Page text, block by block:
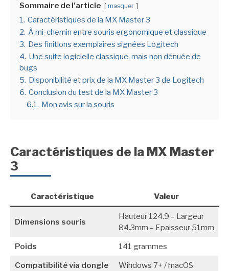
Sommaire de l'article masquer
1. Caractéristiques de la MX Master 3
2. À mi-chemin entre souris ergonomique et classique
3. Des finitions exemplaires signées Logitech
4. Une suite logicielle classique, mais non dénuée de
bugs
5. Disponibilité et prix de la MX Master 3 de Logitech
6. Conclusion du test de la MX Master 3
6.1. Mon avis sur la souris
Caractéristiques de la MX Master
3
Caractéristique Valeur
Dimensions souris
Hauteur 124.9 – Largeur
84.3mm – Epaisseur 51mm
Poids 141 grammes
Compatibilité via dongle
Windows 7+ / macOS